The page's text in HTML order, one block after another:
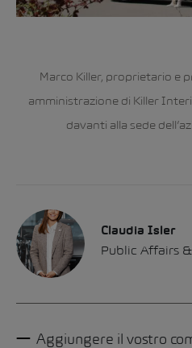
Marco Killer, proprietario e
amministrazione di Killer
davanti alla sede
Claudia Isler
Public Affairs
Aggiungere il vostro